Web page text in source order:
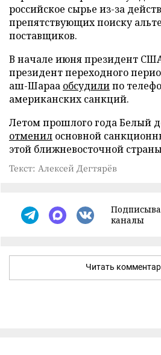
российское сырье из-за
препятствующих поиску
поставщиков.
В начале июня президент
президент переходного
аш-Шараа обсудилипо
американских санкций.
Летом прошлого года Белый
отменил основной
этой ближневосточной
Текст: Алексей Дегтярёв
каналы
Читать